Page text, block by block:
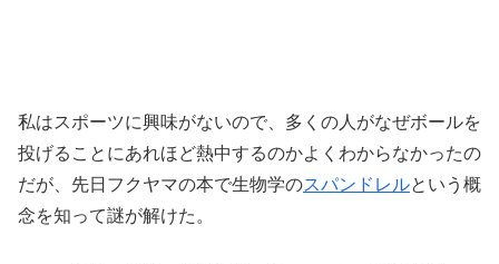
私はスポーツに興味がないので、多くの人がなぜボールを
投げることにあれほど熱中するのかよくわからなかったの
だが、先日フクヤマの本で生物学のスパンドレルという概
念を知って謎が解けた。